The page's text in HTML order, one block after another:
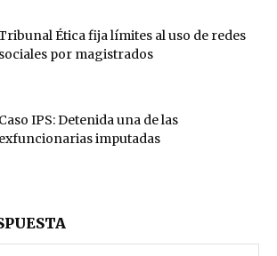
Ética fija límites al uso de redes
sociales por magistrados
Caso IPS: Detenida una de las
exfuncionarias imputadas